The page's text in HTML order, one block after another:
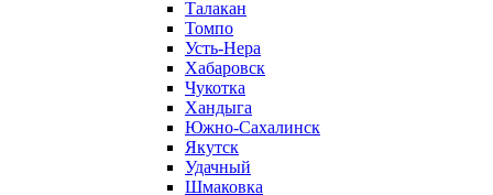
Талакан
Томпо
Усть-Нера
Хабаровск
Чукотка
Хандыга
Южно-Сахалинск
Якутск
Удачный
Шмаковка